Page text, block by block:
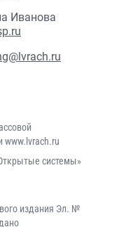
Иванова
www.lvrach.ru
системы»
издания Эл. №